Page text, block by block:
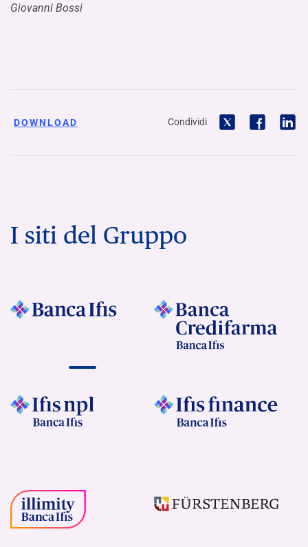
Giovanni Bossi
DOWNLOAD Condividi
I siti del Gruppo